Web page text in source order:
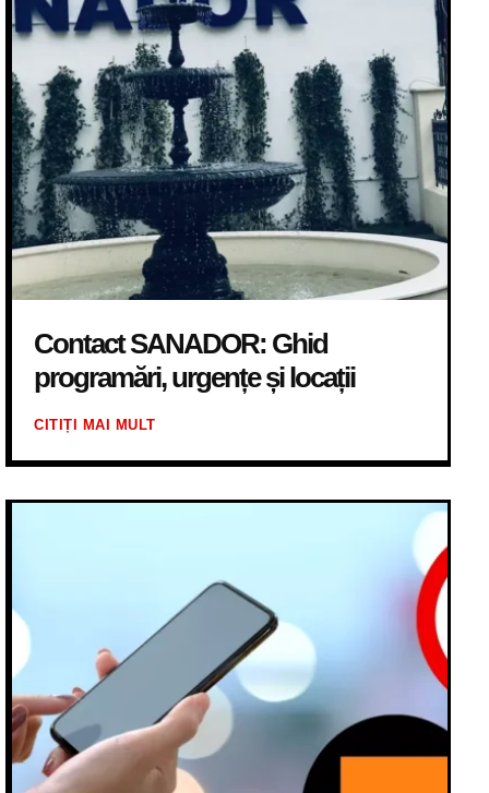
Contact SANADOR: Ghid
programări, urgențe și locații
CITIȚI MAI MULT